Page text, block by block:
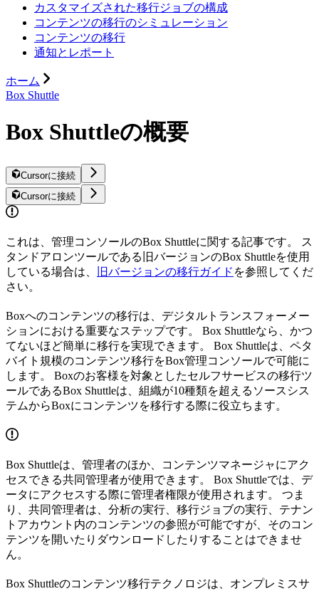
カスタマイズされた移行ジョブの構成
コンテンツの移行のシミュレーション
コンテンツの移行
通知とレポート
ホーム
Box Shuttle
Box Shuttleの概要
Cursorに接続
Cursorに接続
これは、管理コンソールのBox Shuttleに関する記事です。 ス
タンドアロンツールである旧バージョンのBox Shuttleを使用
している場合は、
旧バージョンの移行ガイド を参照してくだ
さい。
Boxへのコンテンツの移行は、デジタルトランスフォーメー
ションにおける重要なステップです。 Box Shuttleなら、かつ
てないほど簡単に移行を実現できます。 Box Shuttleは、ペタ
バイト規模のコンテンツ移行をBox管理コンソールで可能に
します。 Boxのお客様を対象としたセルフサービスの移行ツ
ールであるBox Shuttleは、組織が10種類を超えるソースシス
テムからBoxにコンテンツを移行する際に役立ちます。
Box Shuttleは、管理者のほか、コンテンツマネージャにアク
セスできる共同管理者が使用できます。 Box Shuttleでは、デ
ータにアクセスする際に管理者権限が使用されます。 つま
り、共同管理者は、分析の実行、移行ジョブの実行、テナン
トアカウント内のコンテンツの参照が可能ですが、そのコン
テンツを開いたりダウンロードしたりすることはできませ
ん。
Box Shuttleのコンテンツ移行テクノロジは、オンプレミスサ